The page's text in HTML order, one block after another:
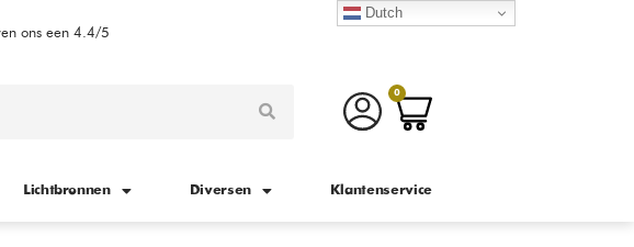
ons een 4.4/5
0
Lichtbronnen Diversen Klantenservice
Dutch